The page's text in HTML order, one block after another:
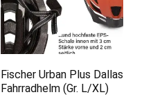
Fischer Urban Plus Dallas
Fahrradhelm (Gr. L/XL)